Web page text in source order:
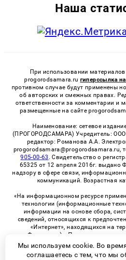
Наша
При использовании
progorodsamara.ru гиперссылка
противном случае будут применены
об авторских и смежных правах.
ответственности за комментарии и
размещенные на сайте
Наименование: сетевое издание
(ПРОГОРОДСАМАРА) Учредитель: ООО
редактор: Романова А.А.
progorodsamara@progorodsamara.ru,
905-00-63 . Свидетельство о
65325 от 12 апреля 2016г. выдано
надзору в сфере связи,
коммуникаций. Возрастная
«На информационном ресурсе
технологии (информационные
информации на основе сбора,
сведений, относящихся к
«Интернет», находящихся на
Федерации)». Правила
технологий в виджетах рекламно-
Мы используем cookie. Во
соглашаетесь с тем, что мы